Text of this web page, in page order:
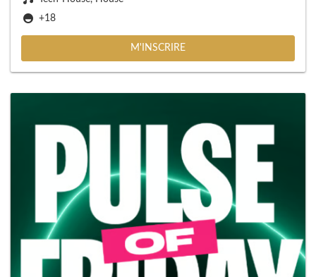
+18
M'INSCRIRE